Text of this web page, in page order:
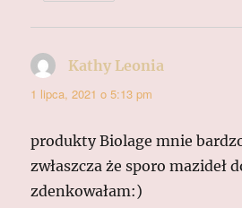
Kathy Leonia
1 lipca, 2021 o 5:13 pm
produkty Biolage mnie
zwłaszcza że sporo mazideł
zdenkowałam:)